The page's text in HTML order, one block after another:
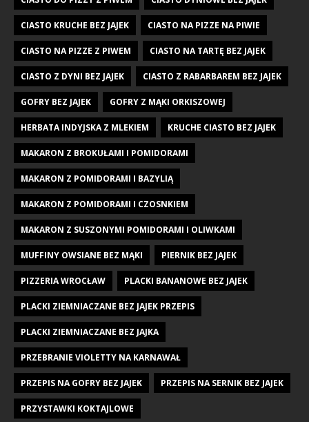
CIASTO KRUCHE BEZ JAJEK CIASTO NA PIZZE NA PIWIE
CIASTO NA PIZZE Z PIWEM CIASTO NA TARTĘ BEZ JAJEK
CIASTO Z DYNI BEZ JAJEK CIASTO Z RABARBAREM BEZ JAJEK
GOFRY BEZ JAJEK GOFRY Z MĄKI ORKISZOWEJ
HERBATA INDYJSKA Z MLEKIEM KRUCHE CIASTO BEZ JAJEK
MAKARON Z BROKUŁAMI I POMIDORAMI
MAKARON Z POMIDORAMI I BAZYLIĄ
MAKARON Z POMIDORAMI I CZOSNKIEM
MAKARON Z SUSZONYMI POMIDORAMI I OLIWKAMI
MUFFINY OWSIANE BEZ MĄKI PIERNIK BEZ JAJEK
PIZZERIA WROCŁAW PLACKI BANANOWE BEZ JAJEK
PLACKI ZIEMNIACZANE BEZ JAJEK PRZEPIS
PLACKI ZIEMNIACZANE BEZ JAJKA
PRZEBRANIE VIOLETTY NA KARNAWAŁ
PRZEPIS NA GOFRY BEZ JAJEK PRZEPIS NA SERNIK BEZ JAJEK
PRZYSTAWKI KOKTAJLOWE